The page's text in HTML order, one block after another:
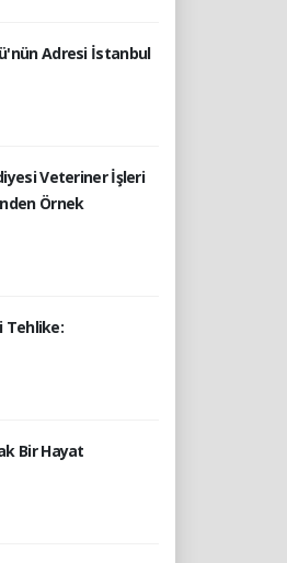
Adresi İstanbul
Veteriner İşleri
Örnek
Tehlike:
Bir Hayat